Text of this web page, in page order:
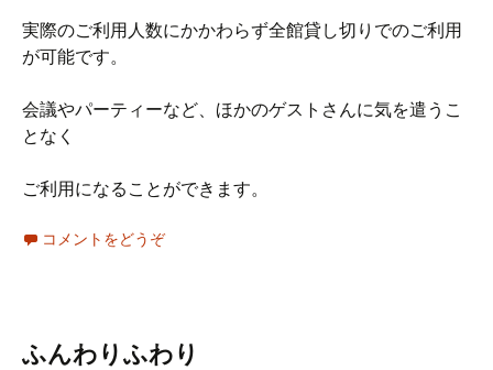
実際のご利用人数にかかわらず全館貸し切りでのご利用
が可能です。
会議やパーティーなど、ほかのゲストさんに気を遣うこ
となく
ご利用になることができます。
コメントをどうぞ
ふんわりふわり